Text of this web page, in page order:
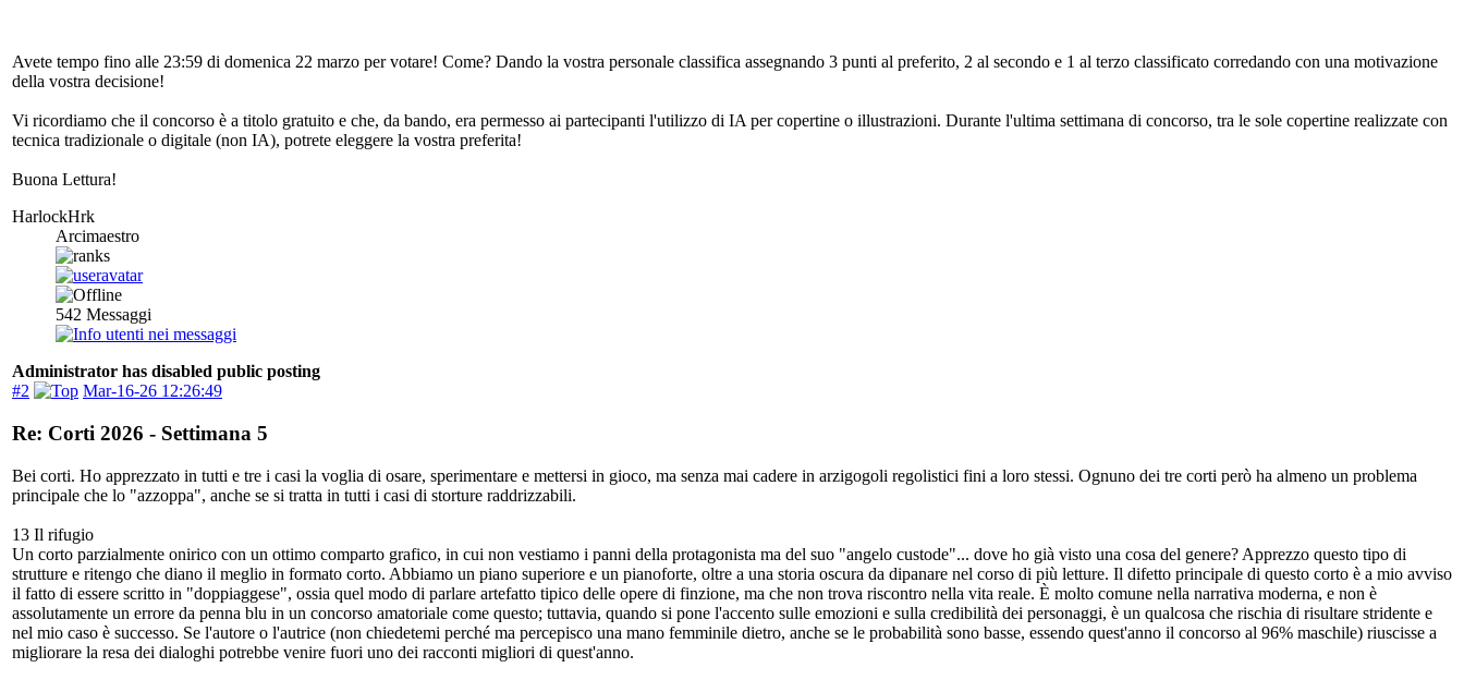
Avete tempo fino alle 23:59 di domenica 22 marzo per votare! Come? Dando la vostra personale classifica assegnando 3 punti al preferito, 2 al secondo e 1 al terzo classificato corredando con una motivazione
della vostra decisione!
Vi ricordiamo che il concorso è a titolo gratuito e che, da bando, era permesso ai partecipanti l'utilizzo di IA per copertine o illustrazioni. Durante l'ultima settimana di concorso, tra le sole copertine realizzate con
tecnica tradizionale o digitale (non IA), potrete eleggere la vostra preferita!
Buona Lettura!
HarlockHrk
Arcimaestro
542 Messaggi
Administrator has disabled public posting
#2
Mar-16-26 12:26:49
Re: Corti 2026 - Settimana 5
Bei corti. Ho apprezzato in tutti e tre i casi la voglia di osare, sperimentare e mettersi in gioco, ma senza mai cadere in arzigogoli regolistici fini a loro stessi. Ognuno dei tre corti però ha almeno un problema
principale che lo "azzoppa", anche se si tratta in tutti i casi di storture raddrizzabili.
13 Il rifugio
Un corto parzialmente onirico con un ottimo comparto grafico, in cui non vestiamo i panni della protagonista ma del suo "angelo custode"... dove ho già visto una cosa del genere? Apprezzo questo tipo di
strutture e ritengo che diano il meglio in formato corto. Abbiamo un piano superiore e un pianoforte, oltre a una storia oscura da dipanare nel corso di più letture. Il difetto principale di questo corto è a mio avviso
il fatto di essere scritto in "doppiaggese", ossia quel modo di parlare artefatto tipico delle opere di finzione, ma che non trova riscontro nella vita reale. È molto comune nella narrativa moderna, e non è
assolutamente un errore da penna blu in un concorso amatoriale come questo; tuttavia, quando si pone l'accento sulle emozioni e sulla credibilità dei personaggi, è un qualcosa che rischia di risultare stridente e
nel mio caso è successo. Se l'autore o l'autrice (non chiedetemi perché ma percepisco una mano femminile dietro, anche se le probabilità sono basse, essendo quest'anno il concorso al 96% maschile) riuscisse a
migliorare la resa dei dialoghi potrebbe venire fuori uno dei racconti migliori di quest'anno.